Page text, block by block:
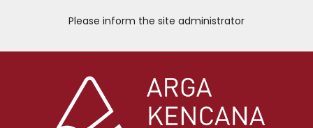
Please inform the site administrator